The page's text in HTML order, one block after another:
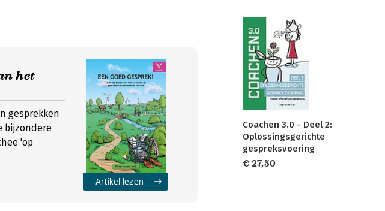
het
gesprekken
bijzondere
'op
Artikel lezen
Coachen 3.0 - Deel 2:
Oplossingsgerichte
gespreksvoering
€ 27,50